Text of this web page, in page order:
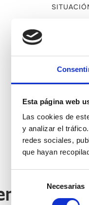
Esta página web
Las cookies de
y analizar el
redes sociales,
que hayan
consentimiento
Necesarias